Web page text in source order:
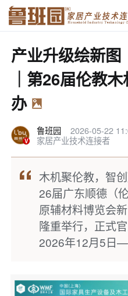
产业升级绘新
｜第26届伦教
办
鲁班园
2026-05-22
家居产业技术连接者
木机聚伦教，智
26届广东顺德（
原辅材料博览会
隆重举行，正式
2026年12月5日